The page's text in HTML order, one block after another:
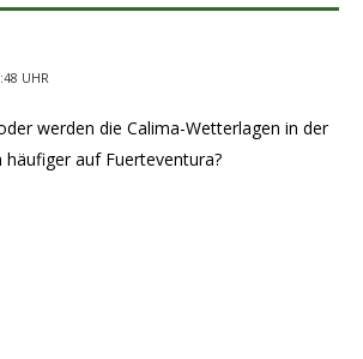
UHR
werden die Calima-Wetterlagen in der
auf Fuerteventura?